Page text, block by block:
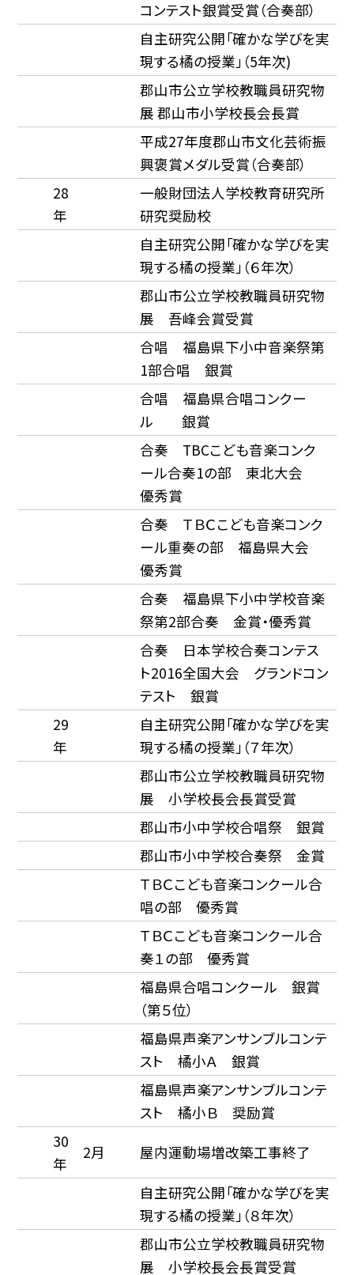
コンテスト銀賞受賞（合奏部）
自主研究公開「確かな学びを実
現する橘の授業」（5年次)
郡山市公立学校教職員研究物
展 郡山市小学校長会長賞
平成27年度郡山市文化芸術振
興褒賞メダル受賞（合奏部）
28
年
一般財団法人学校教育研究所
研究奨励校
自主研究公開「確かな学びを実
現する橘の授業」（６年次）
郡山市公立学校教職員研究物
展 吾峰会賞受賞
合唱 福島県下小中音楽祭第
1部合唱 銀賞
合唱 福島県合唱コンクー
ル 銀賞
合奏 TBCこども音楽コンク
ール合奏1の部 東北大会
優秀賞
合奏 ＴＢＣこども音楽コンク
ール重奏の部 福島県大会
優秀賞
合奏 福島県下小中学校音楽
祭第2部合奏 金賞・優秀賞
合奏 日本学校合奏コンテス
ト2016全国大会 グランドコン
テスト 銀賞
29
年
自主研究公開「確かな学びを実
現する橘の授業」（７年次）
郡山市公立学校教職員研究物
展 小学校長会長賞受賞
郡山市小中学校合唱祭 銀賞
郡山市小中学校合奏祭 金賞
ＴＢＣこども音楽コンクール合
唱の部 優秀賞
ＴＢＣこども音楽コンクール合
奏１の部 優秀賞
福島県合唱コンクール 銀賞
（第５位）
福島県声楽アンサンブルコンテ
スト 橘小Ａ 銀賞
福島県声楽アンサンブルコンテ
スト 橘小Ｂ 奨励賞
30
年
2月 屋内運動場増改築工事終了
自主研究公開「確かな学びを実
現する橘の授業」（８年次）
郡山市公立学校教職員研究物
展 小学校長会長賞受賞